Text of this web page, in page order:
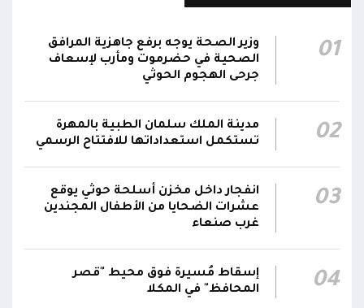
في حماية المواطنين وقواتنا ومواقعنا ولن يمر
استهداف وحداتنا دون رد وسنتعامل مع أي اعتداء
جديد بالإجراءات العسكرية اللازمة والحازمة، وفقاً
الناطق باسم القوات المسلحة: العملية جسدت
وحدة المحاور والقيادة والسيطرة للقوات المسلحة
الناطق باسم القوات المسلحة: سنرد دون تهاون
حال استمرت اعتداءات الحوثيين الغادرة
01
وزير الصحة يوجه برفع جاهزية المرافق
الصحية في حضرموت ومأرب لإسعاف
جرحى الهجوم الحوثي
02
مدينة الملك سلمان الطبية بالمهرة
تستكمل استعداداتها للافتتاح الرسمي
03
انفجار داخل مخزن أسلحة حوثي يوقع
عشرات الضحايا من الأطفال المجندين
غرب صنعاء
04
إسقاط مُسيرة فوق محيط "قصر
المحافظ" في المكلا